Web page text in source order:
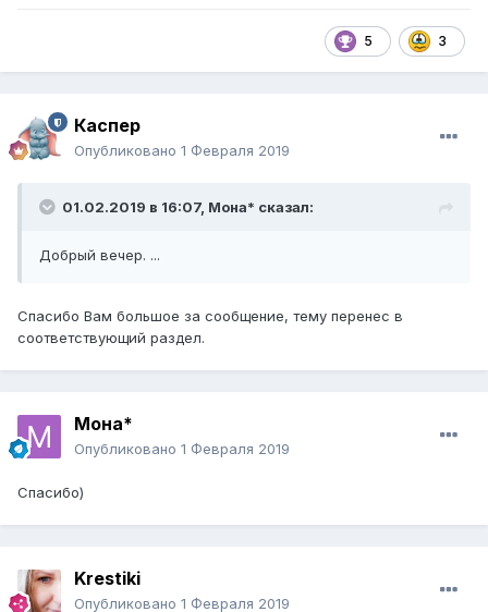
5 3
Каспер
Опубликовано 1 Февраля 2019
01.02.2019 в 16:07, Мона* сказал:
Добрый вечер. ...
Спасибо Вам большое за сообщение, тему перенес в
соответствующий раздел.
Мона*
Опубликовано 1 Февраля 2019
Спасибо)
Krestiki
Опубликовано 1 Февраля 2019